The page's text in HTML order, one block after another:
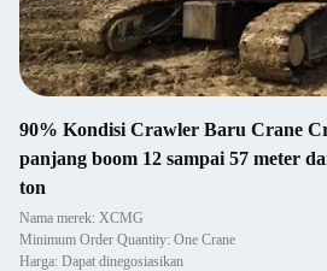
90% Kondisi Crawler Baru Crane
panjang boom 12 sampai 57 meter
ton
Nama merek: XCMG
Minimum Order Quantity: One Crane
Harga: Dapat dinegosiasikan